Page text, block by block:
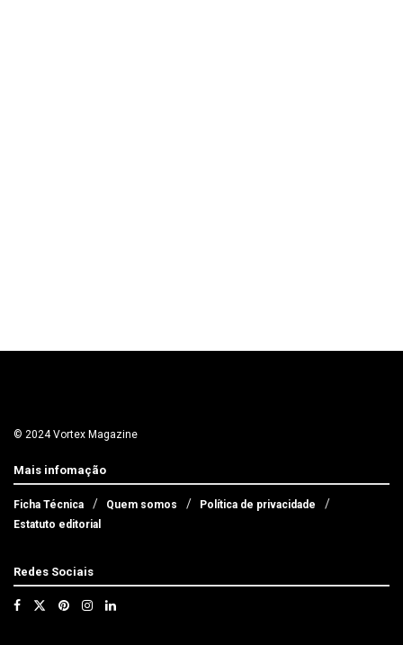
© 2024 Vortex Magazine
Mais infomação
Ficha Técnica Quem somos
Política de privacidade
Estatuto editorial
Redes Sociais